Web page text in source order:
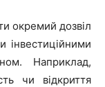
окремий дозвіл
інвестиційними
Наприклад,
чи відкриття